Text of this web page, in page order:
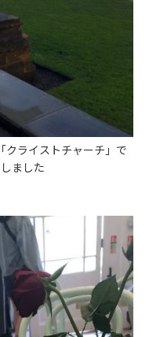
クライストチャーチ」で
ました